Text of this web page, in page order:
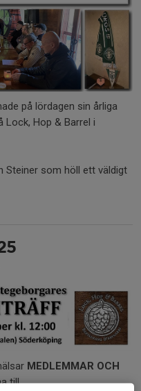
på lördagen sin årliga
Hop & Barrel i
Steiner som höll ett väldigt
MEDLEMMAR OCH
till